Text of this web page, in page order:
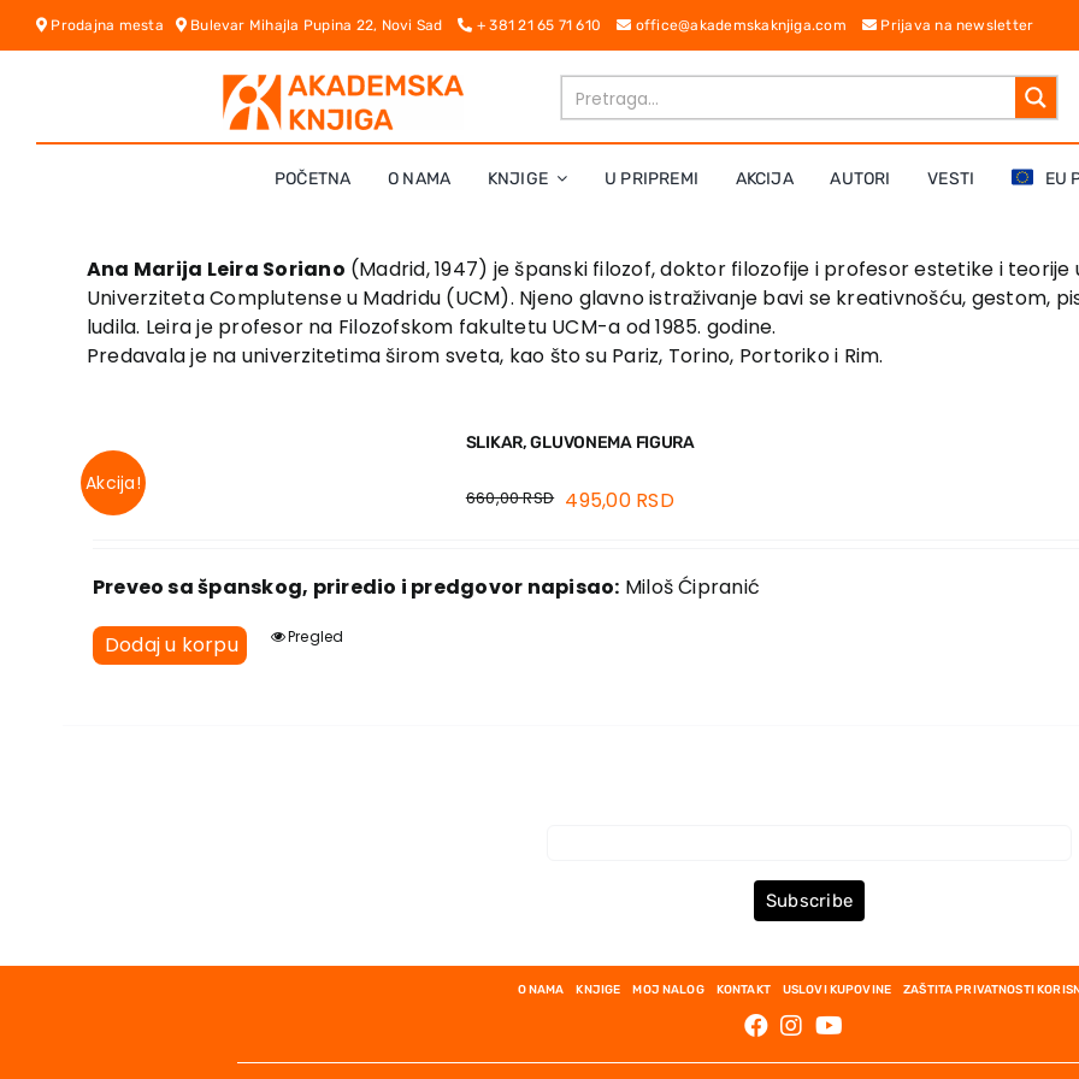
Skip
Prodajna mesta Bulevar Mihajla Pupina 22, Novi Sad + 381 21 65 71 610 office@akademskaknjiga.com Prijava na newsletter
POČETNA O NAMA KNJIGE U PRIPREMI AKCIJA AUTORI VESTI EU
Ana Marija Leira Soriano (Madrid, 1947) je španski filozof, doktor filozofije i profesor estetike i
Univerziteta Complutense u Madridu (UCM). Njeno glavno istraživanje bavi se kreativnošću, gestom,
ludila. Leira je profesor na Filozofskom fakultetu UCM-a od 1985. godine.
Predavala je na univerzitetima širom sveta, kao što su Pariz, Torino, Portoriko i Rim.
Akcija!
SLIKAR, GLUVONEMA FIGURA
660,00RSD 495,00 RSD
Preveo sa španskog, priredio i predgovor napisao: Miloš Ćipranić
Dodaj u korpu Pregled
Subscribe
O NAMA KNJIGE MOJ NALOG KONTAKT USLOVI KUPOVINE ZAŠTITA PRIVATNOSTI